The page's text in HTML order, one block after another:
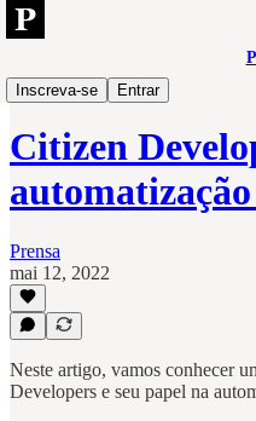
Inscreva-se
Entrar
Pipefy
Citizen
Prensa
mai 12, 2022
Neste artigo, vamos conhecer
Developers e seu papel na